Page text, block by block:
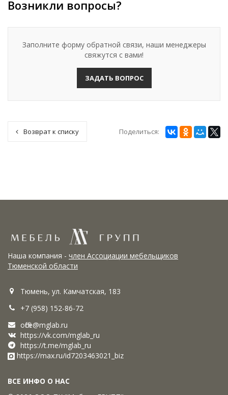
Возникли вопросы?
Заполните форму обратной связи, наши менеджеры
свяжутся с вами!
ЗАДАТЬ ВОПРОС
Возврат к списку Поделиться:
Наша компания - член Ассоциации мебельщиков
Тюменской области
Тюмень, ул. Камчатская, 183
+7 (958) 152-86-72
office@mglab.ru
https://vk.com/mglab_ru
https://t.me/mglab_ru
https://max.ru/id7203463021_biz
ВСЕ ИНФО О НАС